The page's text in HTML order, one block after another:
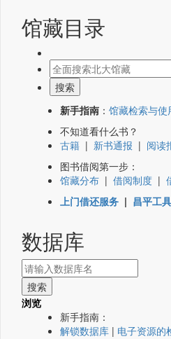
馆藏目录
新手指南 ： 馆藏检索与使
不知道看什么书？
古籍 | 新书通报 | 阅读
图书借阅第一步：
馆藏分布 | 借阅制度 |
上门借还服务 | 昌平工
数据库
浏览
新手指南：
解锁数据库 | 电子资源的